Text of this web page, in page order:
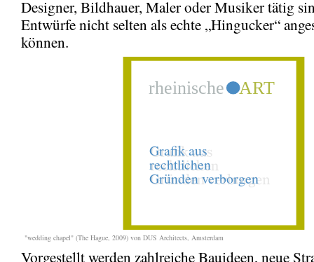
Designer, Bildhauer, Maler oder Musiker tätig
Entwürfe nicht selten als echte „Hingucker“
können.
"wedding chapel" (The Hague, 2009) von DUS Architects, Amsterdam
Vorgestellt werden zahlreiche Bauideen, neue